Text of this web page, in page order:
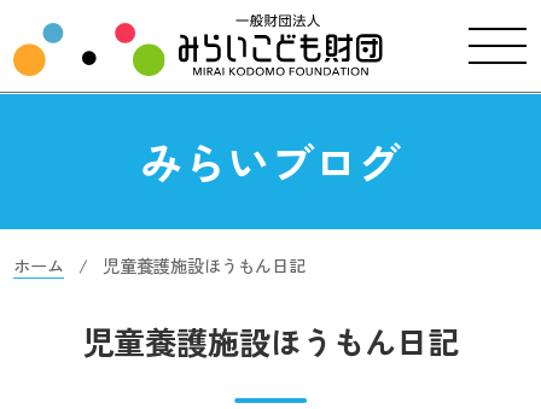
みらいブログ
ホーム 児童養護施設ほうもん日記
児童養護施設ほうもん日記